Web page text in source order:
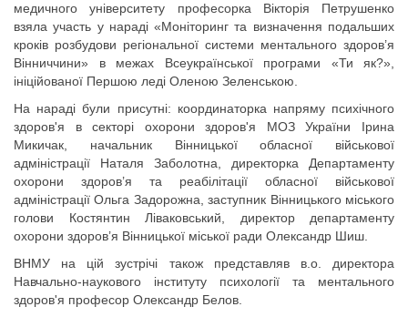
медичного університету професорка Вікторія Петрушенко
взяла участь у нараді «Моніторинг та визначення подальших
кроків розбудови регіональної системи ментального здоров’я
Вінниччини» в межах Всеукраїнської програми «Ти як?»,
ініційованої Першою леді Оленою Зеленською.
На нараді були присутні: координаторка напряму психічного
здоров'я в секторі охорони здоров'я МОЗ України Ірина
Микичак, начальник Вінницької обласної військової
адміністрації Наталя Заболотна, директорка Департаменту
охорони здоров’я та реабілітації обласної військової
адміністрації Ольга Задорожна, заступник Вінницького міського
голови Костянтин Ліваковський, директор департаменту
охорони здоров’я Вінницької міської ради Олександр Шиш.
ВНМУ на цій зустрічі також представляв в.о. директора
Навчально-наукового інституту психології та ментального
здоров'я професор Олександр Белов.